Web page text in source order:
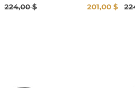
224,00 $ 201,00 $